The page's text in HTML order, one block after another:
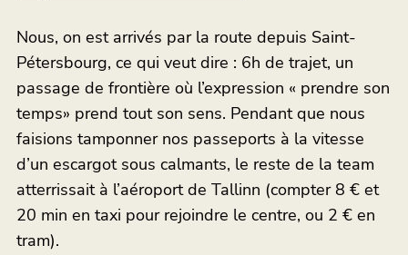
Nous, on est arrivés par la route depuis Saint-
Pétersbourg, ce qui veut dire : 6h de trajet, un
passage de frontière où l’expression « prendre son
temps» prend tout son sens. Pendant que nous
faisions tamponner nos passeports à la vitesse
d’un escargot sous calmants, le reste de la team
atterrissait à l’aéroport de Tallinn (compter 8 € et
20 min en taxi pour rejoindre le centre, ou 2 € en
tram).